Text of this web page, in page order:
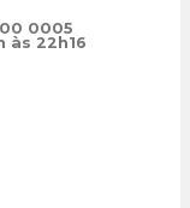
0005
às 22h16